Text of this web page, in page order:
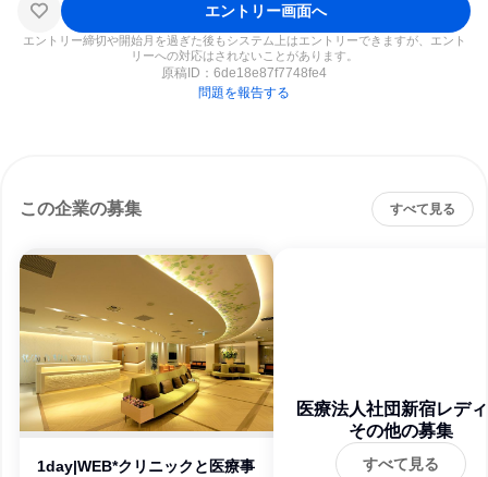
エントリー画面へ
エントリー締切や開始月を過ぎた後もシステム上はエントリーできますが、エント
リーへの対応はされないことがあります。
原稿ID： 6de18e87f7748fe4
問題を報告する
この企業の募集 すべて見る
1day|WEB*クリニックと医療事
医療法人社団新宿レデ
スクリニック会
その他の募集
すべて見る